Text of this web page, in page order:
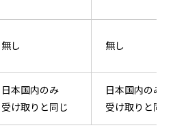
無し 無し
日本国内のみ
受け取りと同じ
日本国内のみ
受け取りと同じ